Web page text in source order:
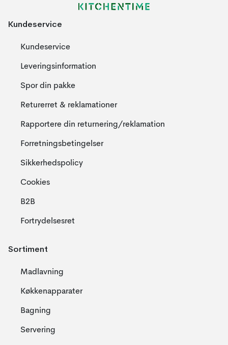
Kundeservice
Kundeservice
Leveringsinformation
Spor din pakke
Returerret & reklamationer
Rapportere din returnering/reklamation
Forretningsbetingelser
Sikkerhedspolicy
Cookies
B2B
Fortrydelsesret
Sortiment
Madlavning
Køkkenapparater
Bagning
Servering